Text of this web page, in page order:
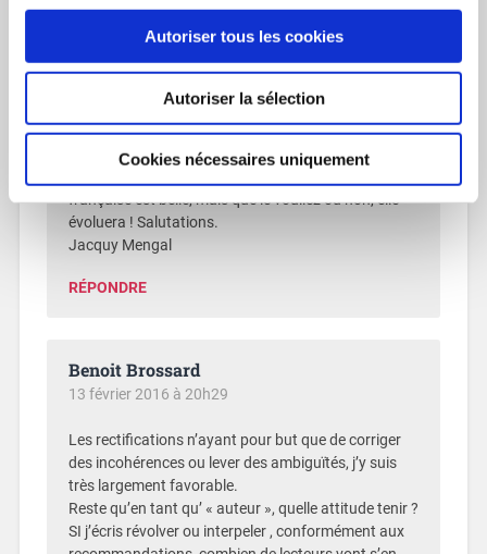
Autoriser tous les cookies
Autoriser la sélection
Cookies nécessaires uniquement
tôt, vous vous apercevrez que beaucoup de mots
sont devenus obsolètes ou ont carrément disparus.
les jeunes de l’écriture « GSM » (smartphones, etc.),
qu’ils ont tendance à généraliser dans tous leurs
française est belle, mais que le vouliez ou non, elle
évoluera ! Salutations.
Jacquy Mengal
RÉPONDRE
Benoit Brossard
13 février 2016 à 20h29
Les rectifications n’ayant pour but que de corriger
des incohérences ou lever des ambiguïtés, j’y suis
très largement favorable.
Reste qu’en tant qu’ « auteur », quelle attitude tenir ?
SI j’écris révolver ou interpeler , conformément aux